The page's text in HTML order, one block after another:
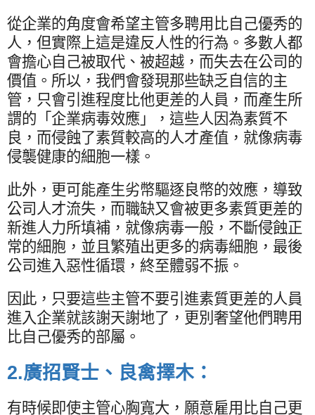
從企業的角度會希望主管多聘用比自己優秀的
人，但實際上這是違反人性的行為。多數人都
會擔心自己被取代、被超越，而失去在公司的
價值。所以，我們會發現那些缺乏自信的主
管，只會引進程度比他更差的人員，而產生所
謂的「企業病毒效應」，這些人因為素質不
良，而侵蝕了素質較高的人才產值，就像病毒
侵襲健康的細胞一樣。
此外，更可能產生劣幣驅逐良幣的效應，導致
公司人才流失，而職缺又會被更多素質更差的
新進人力所填補，就像病毒一般，不斷侵蝕正
常的細胞，並且繁殖出更多的病毒細胞，最後
公司進入惡性循環，終至體弱不振。
因此，只要這些主管不要引進素質更差的人員
進入企業就該謝天謝地了，更別奢望他們聘用
比自己優秀的部屬。
2.廣招賢士、良禽擇木：
有時候即使主管心胸寬大，願意雇用比自己更